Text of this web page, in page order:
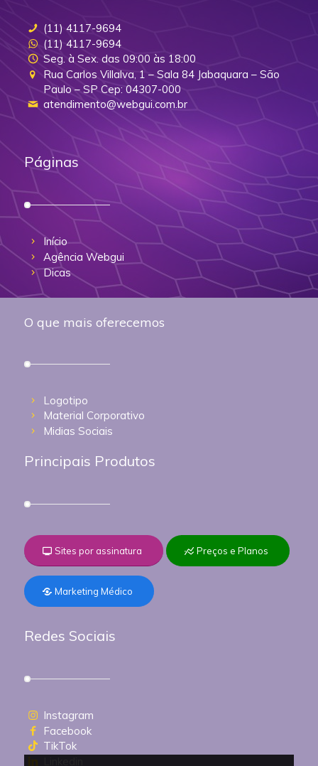
(11) 4117-9694
(11) 4117-9694
Seg. à Sex. das 09:00 às 18:00
Rua Carlos Villalva, 1 – Sala 84 Jabaquara – São
Paulo – SP Cep: 04307-000
atendimento@webgui.com.br
Páginas
Início
Agência Webgui
Dicas
O que mais oferecemos
Logotipo
Material Corporativo
Midias Sociais
Principais Produtos
Sites por assinatura Preços e Planos
Marketing Médico
Redes Sociais
Instagram
Facebook
TikTok